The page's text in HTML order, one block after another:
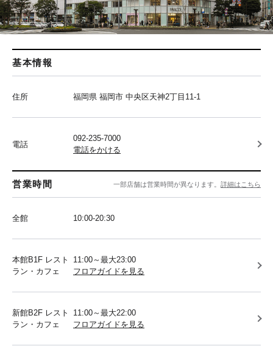
基本情報
住所 福岡県 福岡市 中央区天神2丁目11-1
電話
092-235-7000
電話をかける
営業時間 一部店舗は営業時間が異なります。 詳細はこちら
全館 10:00-20:30
本館B1F レスト
ラン・カフェ
11:00～最大23:00
フロアガイドを見る
新館B2F レスト
ラン・カフェ
11:00～最大22:00
フロアガイドを見る